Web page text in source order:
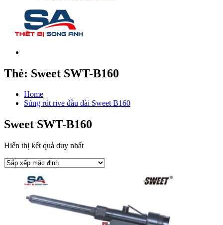
Thẻ: Sweet SWT-B160
Home
Súng rút rive đầu dài Sweet B160
Sweet SWT-B160
Hiển thị kết quả duy nhất